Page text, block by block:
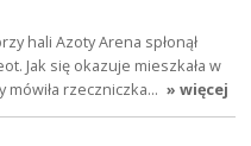
hali Azoty Arena spłonął
Jak się okazuje mieszkała w
mówiła rzeczniczka… » więcej